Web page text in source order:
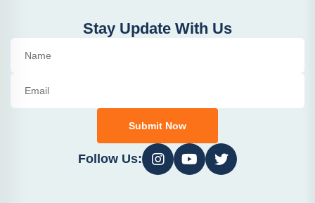
Stay Update With Us
Submit Now
Follow Us: